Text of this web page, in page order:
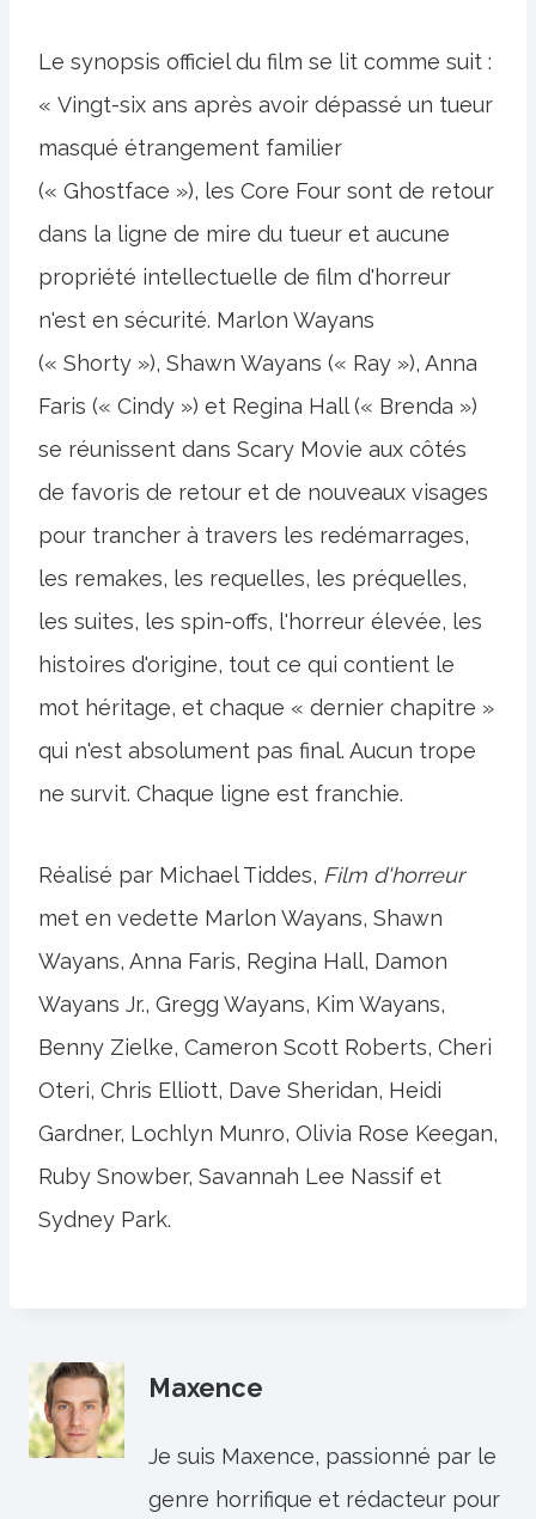
Le synopsis officiel du film se lit comme suit :
« Vingt-six ans après avoir dépassé un tueur
masqué étrangement familier
(« Ghostface »), les Core Four sont de retour
dans la ligne de mire du tueur et aucune
propriété intellectuelle de film d'horreur
n'est en sécurité. Marlon Wayans
(« Shorty »), Shawn Wayans (« Ray »), Anna
Faris (« Cindy ») et Regina Hall (« Brenda »)
se réunissent dans Scary Movie aux côtés
de favoris de retour et de nouveaux visages
pour trancher à travers les redémarrages,
les remakes, les requelles, les préquelles,
les suites, les spin-offs, l'horreur élevée, les
histoires d'origine, tout ce qui contient le
mot héritage, et chaque « dernier chapitre »
qui n'est absolument pas final. Aucun trope
ne survit. Chaque ligne est franchie.
Réalisé par Michael Tiddes, Film d'horreur
met en vedette Marlon Wayans, Shawn
Wayans, Anna Faris, Regina Hall, Damon
Wayans Jr., Gregg Wayans, Kim Wayans,
Benny Zielke, Cameron Scott Roberts, Cheri
Oteri, Chris Elliott, Dave Sheridan, Heidi
Gardner, Lochlyn Munro, Olivia Rose Keegan,
Ruby Snowber, Savannah Lee Nassif et
Sydney Park.
Maxence
Je suis Maxence, passionné par le
genre horrifique et rédacteur pour